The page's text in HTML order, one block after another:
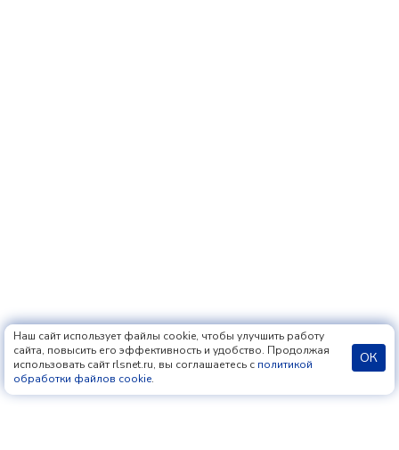
Наш сайт использует файлы cookie, чтобы улучшить работу
сайта, повысить его эффективность и удобство. Продолжая
использовать сайт rlsnet.ru, вы соглашаетесь с политикой
обработки файлов cookie.
ОК